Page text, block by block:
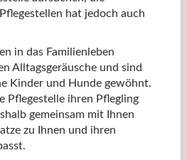
hat jedoch auch
in das Familienleben
Alltagsgeräusche und sind
Kinder und Hunde gewöhnt.
Pflegestelle ihren Pflegling
gemeinsam mit Ihnen
zu Ihnen und ihren